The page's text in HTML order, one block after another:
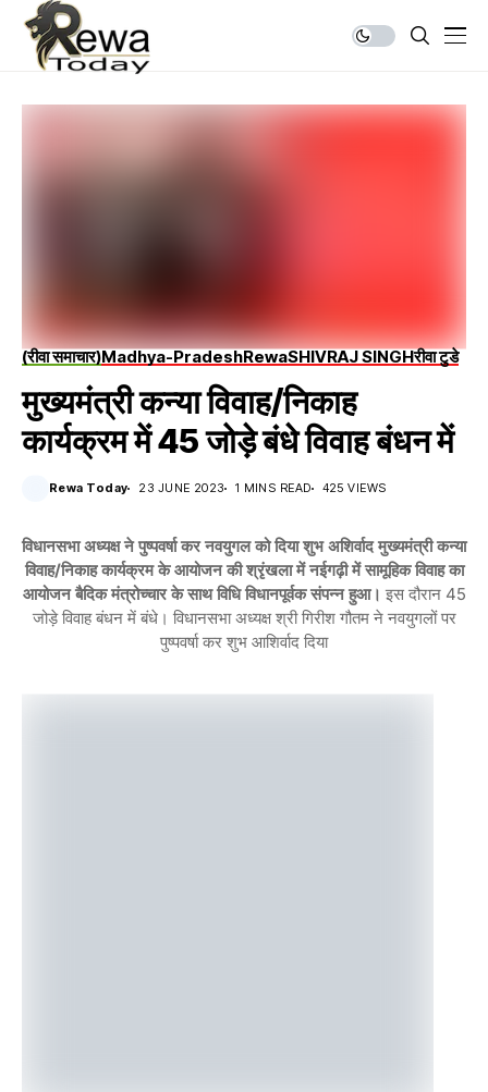
(रीवा समाचार)Madhya-PradeshRewaSHIVRAJ SINGHरीवा टुडे
मुख्यमंत्री कन्या विवाह/निकाह
कार्यक्रम में 45 जोड़े बंधे विवाह बंधन में
Rewa Today 23 JUNE 2023 1 MINS READ 425 VIEWS
विधानसभा अध्यक्ष ने पुष्पवर्षा कर नवयुगल को दिया शुभ अशिर्वाद मुख्यमंत्री कन्या
विवाह/निकाह कार्यक्रम के आयोजन की श्रृंखला में नईगढ़ी में सामूहिक विवाह का
आयोजन बैदिक मंत्रोच्चार के साथ विधि विधानपूर्वक संपन्न हुआ। इस दौरान 45
जोड़े विवाह बंधन में बंधे। विधानसभा अध्यक्ष श्री गिरीश गौतम ने नवयुगलों पर
पुष्पवर्षा कर शुभ आशिर्वाद दिया